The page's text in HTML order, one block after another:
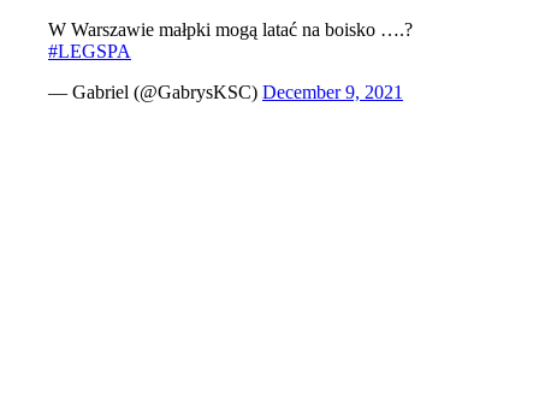
W Warszawie małpki mogą latać na boisko ….?
#LEGSPA
— Gabriel (@GabrysKSC) December 9, 2021